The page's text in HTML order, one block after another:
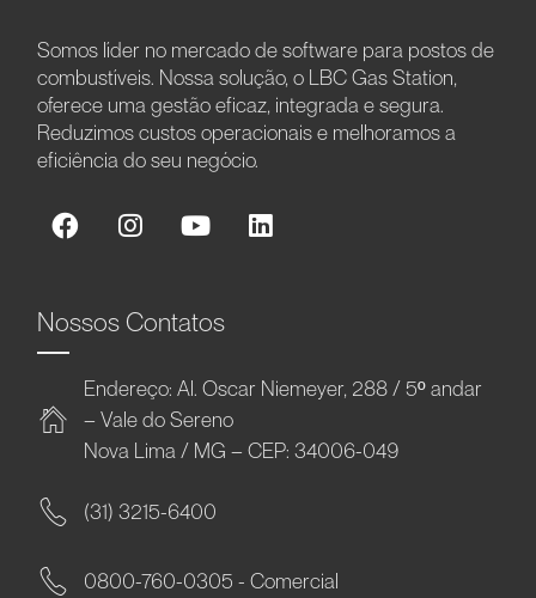
Somos líder no mercado de software para postos de
combustíveis. Nossa solução, o LBC Gas Station,
oferece uma gestão eficaz, integrada e segura.
Reduzimos custos operacionais e melhoramos a
eficiência do seu negócio.
Nossos Contatos
Endereço: Al. Oscar Niemeyer, 288 / 5º andar
– Vale do Sereno
Nova Lima / MG – CEP: 34006-049
(31) 3215-6400
0800-760-0305 - Comercial